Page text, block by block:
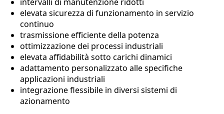
elevata sicurezza di funzionamento in servizio
continuo
trasmissione efficiente della potenza
ottimizzazione dei processi industriali
elevata affidabilità sotto carichi dinamici
adattamento personalizzato alle specifiche
applicazioni industriali
integrazione flessibile in diversi sistemi di
azionamento